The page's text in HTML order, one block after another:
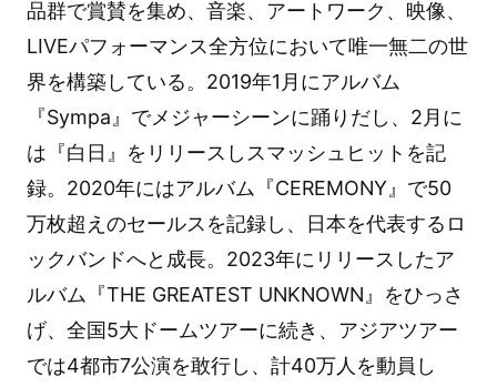
品群で賞賛を集め、音楽、アートワーク、映像、
LIVEパフォーマンス全方位において唯一無二の世
界を構築している。2019年1月にアルバム
『Sympa』でメジャーシーンに踊りだし、2月に
は『白日』をリリースしスマッシュヒットを記
録。2020年にはアルバム『CEREMONY』で50
万枚超えのセールスを記録し、日本を代表するロ
ックバンドへと成長。2023年にリリースしたア
ルバム『THE GREATEST UNKNOWN』をひっさ
げ、全国5大ドームツアーに続き、アジアツアー
では4都市7公演を敢行し、計40万人を動員し